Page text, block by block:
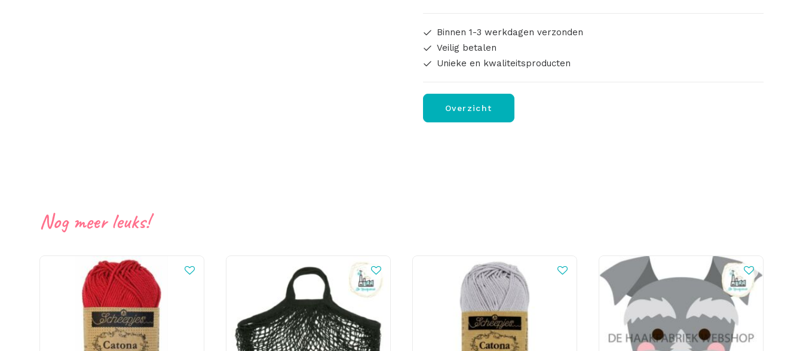
Binnen 1-3 werkdagen verzonden
Veilig betalen
Unieke en kwaliteitsproducten
Overzicht
Nog meer leuks!